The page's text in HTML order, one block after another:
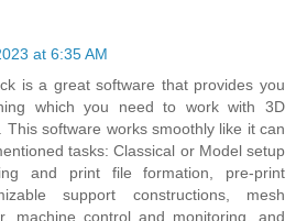
at 6:35 AM
is a great software that provides you
which you need to work with 3D
This software works smoothly like it can
tasks: Classical or Model setup
and print file formation, pre-print
support constructions, mesh
machine control and monitoring, and